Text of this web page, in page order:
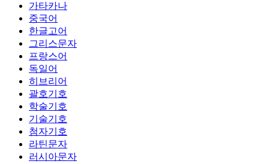
가타카나
중국어
한글고어
그리스문자
프랑스어
독일어
히브리어
괄호기호
학술기호
기술기호
첨자기호
라틴문자
러시아문자